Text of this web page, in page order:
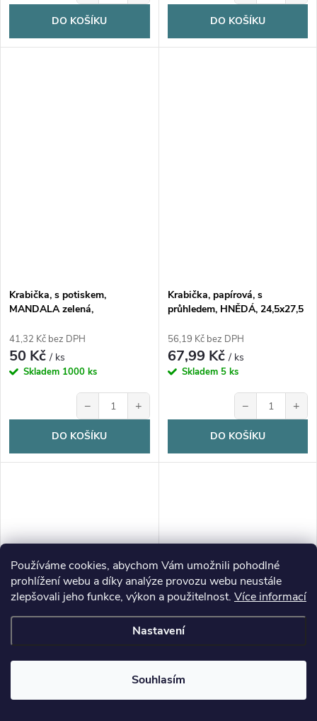
Používáme cookies, abychom Vám umožnili pohodlné
prohlížení webu a díky analýze provozu webu neustále
zlepšovali jeho funkce, výkon a použitelnost. Více informací
Nastavení
Souhlasím
DO KOŠÍKU DO KOŠÍKU
Krabička, s potiskem,
MANDALA zelená,
41,32 Kč bez DPH
50 Kč/ ks
Skladem 1000 ks
− +
DO KOŠÍKU
Krabička, papírová, s
průhledem, HNĚDÁ, 24,5x27,5
56,19 Kč bez DPH
67,99 Kč/ ks
Skladem 5 ks
− +
DO KOŠÍKU